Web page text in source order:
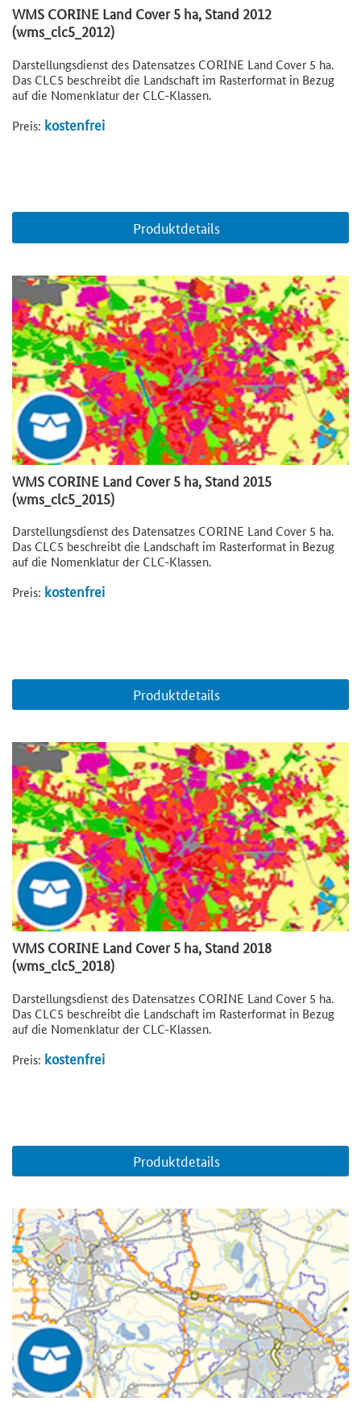
WMS CORINE Land Cover 5 ha, Stand 2012
(wms_clc5_2012)
Darstellungsdienst des Datensatzes CORINE Land Cover 5 ha.
Das CLC5 beschreibt die Landschaft im Rasterformat in Bezug
auf die Nomenklatur der CLC-Klassen.
Preis: kostenfrei
Produktdetails
WMS CORINE Land Cover 5 ha, Stand 2015
(wms_clc5_2015)
Darstellungsdienst des Datensatzes CORINE Land Cover 5 ha.
Das CLC5 beschreibt die Landschaft im Rasterformat in Bezug
auf die Nomenklatur der CLC-Klassen.
Preis: kostenfrei
Produktdetails
WMS CORINE Land Cover 5 ha, Stand 2018
(wms_clc5_2018)
Darstellungsdienst des Datensatzes CORINE Land Cover 5 ha.
Das CLC5 beschreibt die Landschaft im Rasterformat in Bezug
auf die Nomenklatur der CLC-Klassen.
Preis: kostenfrei
Produktdetails